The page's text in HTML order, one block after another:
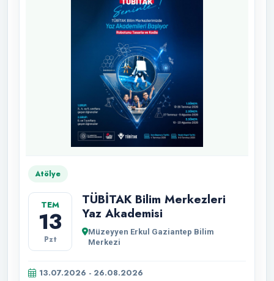
Atölye
TEM
13
Pzt
TÜBİTAK Bilim Merkezleri
Yaz Akademisi
Müzeyyen Erkul Gaziantep Bilim
Merkezi
13.07.2026 - 26.08.2026